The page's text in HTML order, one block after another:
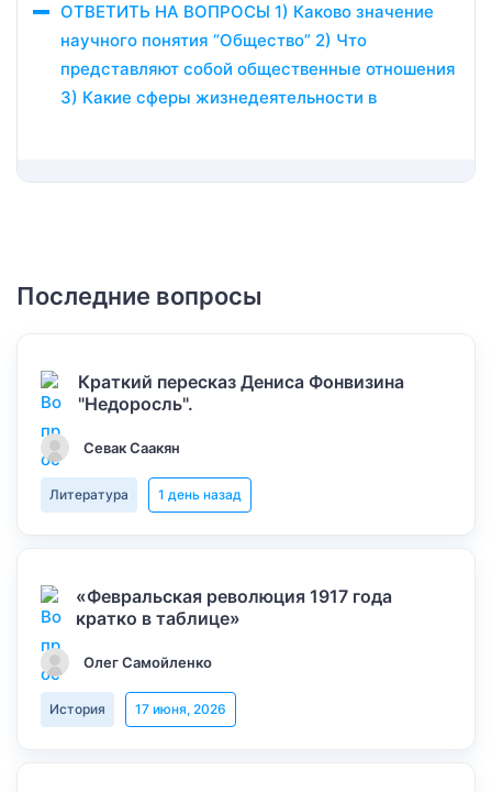
ОТВЕТИТЬ НА ВОПРОСЫ 1) Каково значение
научного понятия “Общество” 2) Что
представляют собой общественные отношения
3) Какие сферы жизнедеятельности в
Последние вопросы
Краткий пересказ Дениса Фонвизина
"Недоросль".
Севак Саакян
Литература 1 день назад
«Февральская революция 1917 года
кратко в таблице»
Олег Самойленко
История 17 июня, 2026